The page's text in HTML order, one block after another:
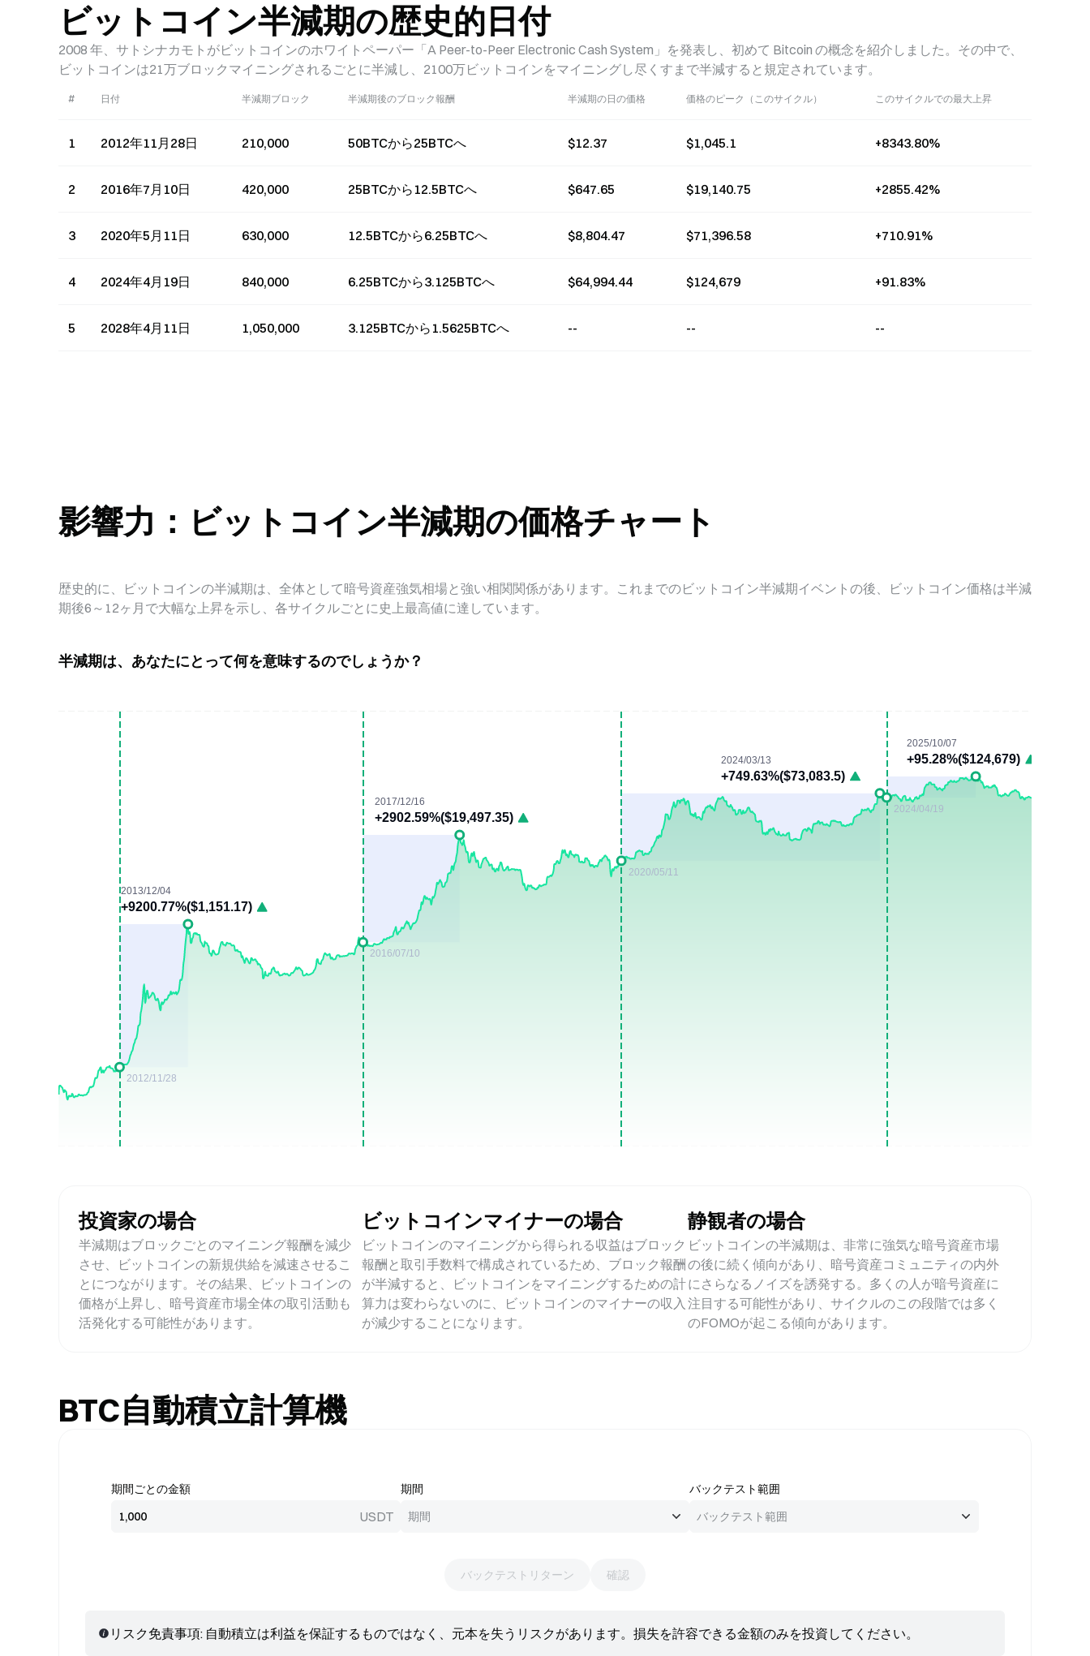
ビットコイン半減期の歴史的日付
2008 年、サトシナカモトがビットコインのホワイトペーパー「A Peer-to-Peer Electronic Cash System」を発表し、初めて Bitcoin の概念を紹介しました。その中で、
ビットコインは21万ブロックマイニングされるごとに半減し、2100万ビットコインをマイニングし尽くすまで半減すると規定されています。
# 日付 半減期ブロック 半減期後のブロック報酬 半減期の日の価格 価格のピーク（このサイクル） このサイクルでの最大上昇
1 2012年11月28日 210,000 50BTCから25BTCへ $12.37 $1,045.1 +8343.80%
2 2016年7月10日 420,000 25BTCから12.5BTCへ $647.65 $19,140.75 +2855.42%
3 2020年5月11日 630,000 12.5BTCから6.25BTCへ $8,804.47 $71,396.58 +710.91%
4 2024年4月19日 840,000 6.25BTCから3.125BTCへ $64,994.44 $124,679 +91.83%
5 2028年4月11日 1,050,000 3.125BTCから1.5625BTCへ -- -- --
影響力：ビットコイン半減期の価格チャート
歴史的に、ビットコインの半減期は、全体として暗号資産強気相場と強い相関関係があります。これまでのビットコイン半減期イベントの後、ビットコイン価格は半減
期後6～12ヶ月で大幅な上昇を示し、各サイクルごとに史上最高値に達しています。
半減期は、あなたにとって何を意味するのでしょうか？
投資家の場合
半減期はブロックごとのマイニング報酬を減少
させ、ビットコインの新規供給を減速させるこ
とにつながります。その結果、ビットコインの
価格が上昇し、暗号資産市場全体の取引活動も
活発化する可能性があります。
ビットコインマイナーの場合
ビットコインのマイニングから得られる収益はブロック
報酬と取引手数料で構成されているため、ブロック報酬
が半減すると、ビットコインをマイニングするための計
算力は変わらないのに、ビットコインのマイナーの収入
が減少することになります。
静観者の場合
ビットコインの半減期は、非常に強気な暗号資産市場
の後に続く傾向があり、暗号資産コミュニティの内外
にさらなるノイズを誘発する。多くの人が暗号資産に
注目する可能性があり、サイクルのこの段階では多く
のFOMOが起こる傾向があります。
BTC自動積立計算機
期間ごとの金額
USDT
期間 バックテスト範囲
バックテストリターン 確認
リスク免責事項: 自動積立は利益を保証するものではなく、元本を失うリスクがあります。損失を許容できる金額のみを投資してください。